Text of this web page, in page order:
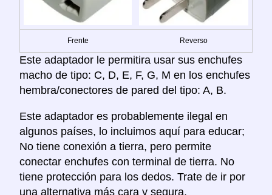
Frente Reverso
Este adaptador le permitira usar sus enchufes
macho de tipo: C, D, E, F, G, M en los enchufes
hembra/conectores de pared del tipo: A, B.
Este adaptador es probablemente ilegal en
algunos países, lo incluimos aquí para educar;
No tiene conexión a tierra, pero permite
conectar enchufes con terminal de tierra. No
tiene protección para los dedos. Trate de ir por
una alternativa más cara y segura.